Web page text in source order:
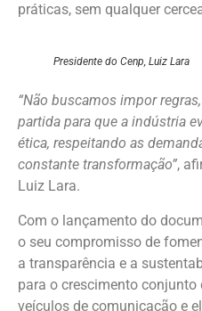
práticas, sem qualquer
Presidente do Cenp, Luiz Lara
“Não buscamos impor
partida para que a indústria
ética, respeitando as
constante transformação”,
Luiz Lara.
Com o lançamento do
o seu compromisso de
a transparência e a
para o crescimento conjunto
veículos de comunicação e